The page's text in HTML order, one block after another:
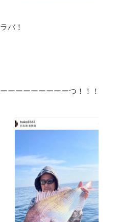
バ！
ーーーーーーーーつ！！！